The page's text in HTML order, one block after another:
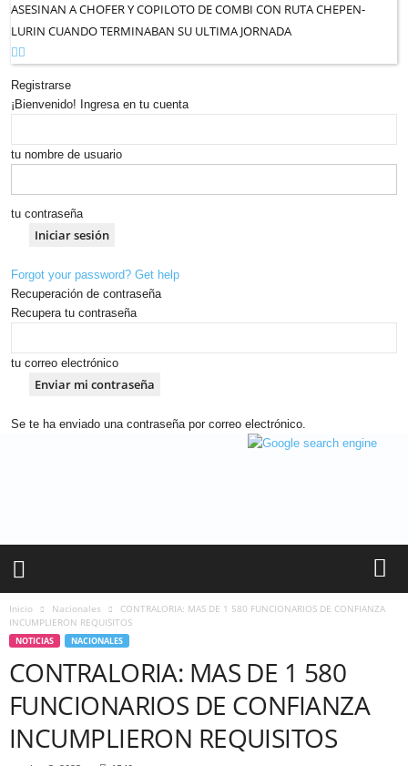
ASESINAN A CHOFER Y COPILOTO DE COMBI CON RUTA CHEPEN-
LURIN CUANDO TERMINABAN SU ULTIMA JORNADA
Registrarse
¡Bienvenido! Ingresa en tu cuenta
tu nombre de usuario
tu contraseña
Forgot your password? Get help
Recuperación de contraseña
Recupera tu contraseña
tu correo electrónico
Se te ha enviado una contraseña por correo electrónico.
a
Inicio Nacionales
CONTRALORIA: MAS DE 1 580 FUNCIONARIOS DE CONFIANZA
INCUMPLIERON REQUISITOS
NOTICIAS NACIONALES
CONTRALORIA: MAS DE 1 580
FUNCIONARIOS DE CONFIANZA
INCUMPLIERON REQUISITOS